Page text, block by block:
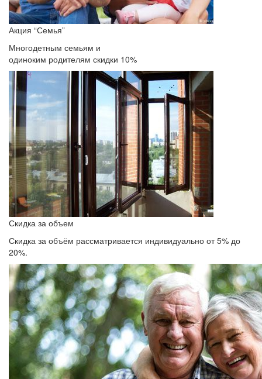
Акция “Семья”
Многодетным семьям и
одиноким родителям скидки 10%
Скидка за объем
Скидка за объём рассматривается индивидуально от 5% до
20%.